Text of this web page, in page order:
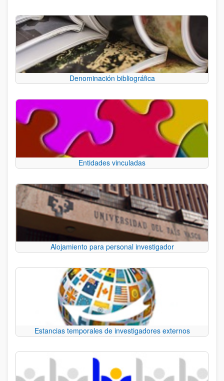
Denominación bibliográfica
Entidades vinculadas
Alojamiento para personal investigador
Estancias temporales de investigadores externos